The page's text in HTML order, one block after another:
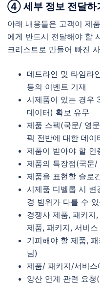
④ 세부 정보 전달하
아래 내용들은 고객이 제
에게 반드시 전달해야 할
크리스트로 만들어 빠진
데드라인 및 타임라
등의 이벤트 기재
시제품이 있는 경우
데이터) 확보 유무
제품 스펙(국문/ 영
펙 전반에 대한 데이
제품이 받아야 할 인
제품의 특장점(국문/
제품을 표현할 슬로
시제품 디벨롭 시 변
경 범위가 다를 수
경쟁사 제품, 패키지
제품, 패키지, 서비
기피해야 할 제품,
님)
제품/ 패키지/서비스
양산 연계 관련 요청